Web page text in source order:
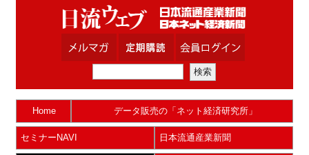
Home データ販売の「ネット経済研究所」
セミナーNAVI 日本流通産業新聞